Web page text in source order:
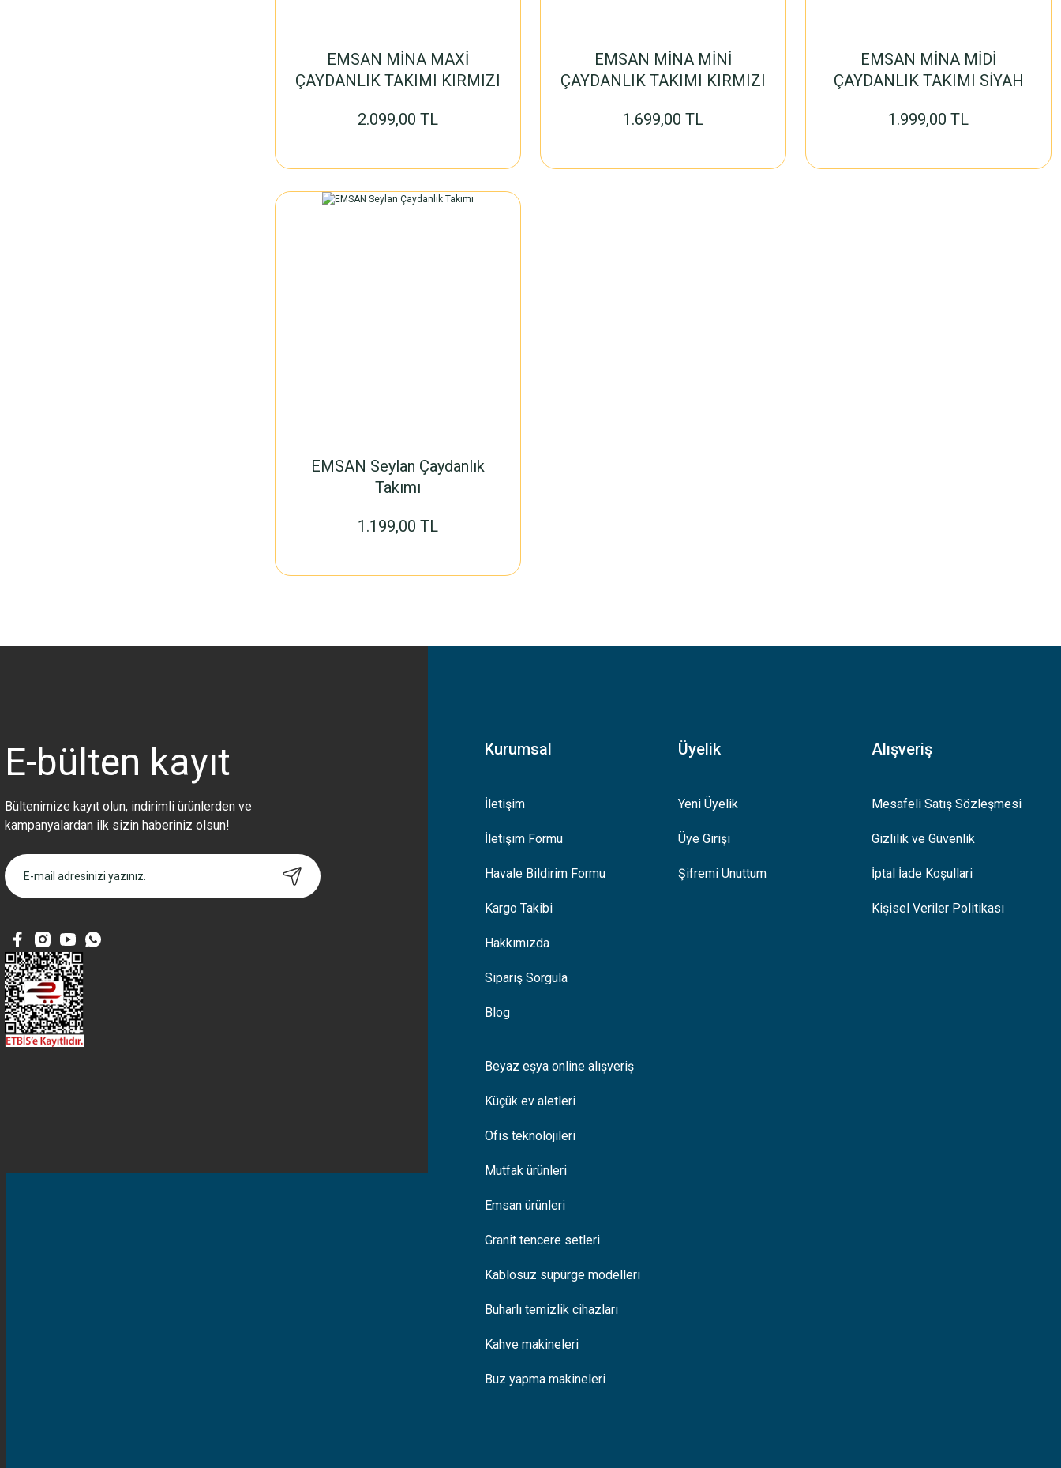
EMSAN MİNA MAXİ
ÇAYDANLIK TAKIMI KIRMIZI
2.099,00 TL
EMSAN MİNA MİNİ
ÇAYDANLIK TAKIMI KIRMIZI
1.699,00 TL
EMSAN MİNA MİDİ
ÇAYDANLIK TAKIMI SİYAH
1.999,00 TL
EMSAN Seylan Çaydanlık
Takımı
1.199,00 TL
E-bülten kayıt
Bültenimize kayıt olun, indirimli ürünlerden ve
kampanyalardan ilk sizin haberiniz olsun!
Kurumsal
İletişim
İletişim Formu
Havale Bildirim Formu
Kargo Takibi
Hakkımızda
Sipariş Sorgula
Blog
Üyelik
Yeni Üyelik
Üye Girişi
Şifremi Unuttum
Alışveriş
Mesafeli Satış Sözleşmesi
Gizlilik ve Güvenlik
İptal İade Koşullari
Kişisel Veriler Politikası
Beyaz eşya online alışveriş
Küçük ev aletleri
Ofis teknolojileri
Mutfak ürünleri
Emsan ürünleri
Granit tencere setleri
Kablosuz süpürge modelleri
Buharlı temizlik cihazları
Kahve makineleri
Buz yapma makineleri